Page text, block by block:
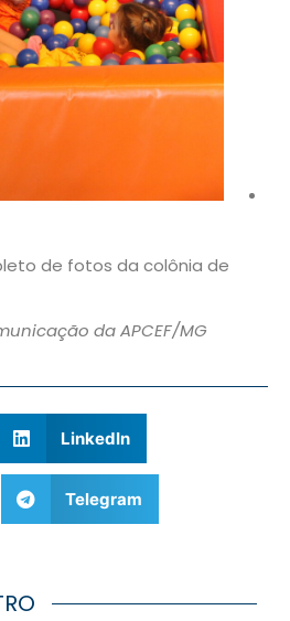
de fotos da colônia de
da APCEF/MG
LinkedIn
Telegram